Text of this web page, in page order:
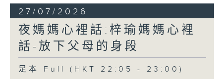
27/07/2026
夜媽媽心裡話:梓瑜媽媽心裡
話-放下父母的身段
足本 Full (HKT 22:05 - 23:00)